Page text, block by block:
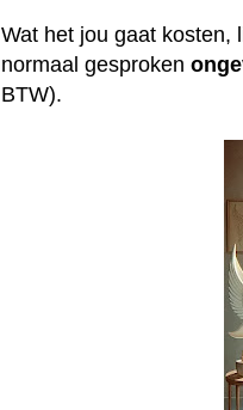
Wat het jou gaat kosten,
normaal gesproken
BTW).